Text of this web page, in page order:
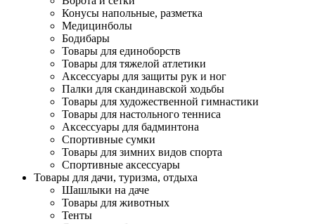
Конусы напольные, разметка
Медицинболы
Бодибары
Товары для единоборств
Товары для тяжелой атлетики
Аксессуары для защиты рук и ног
Палки для скандинавской ходьбы
Товары для художественной гимнастики
Товары для настольного тенниса
Аксессуары для бадминтона
Спортивные сумки
Товары для зимних видов спорта
Спортивные аксессуары
Товары для дачи, туризма, отдыха
Шашлыки на даче
Товары для животных
Тенты